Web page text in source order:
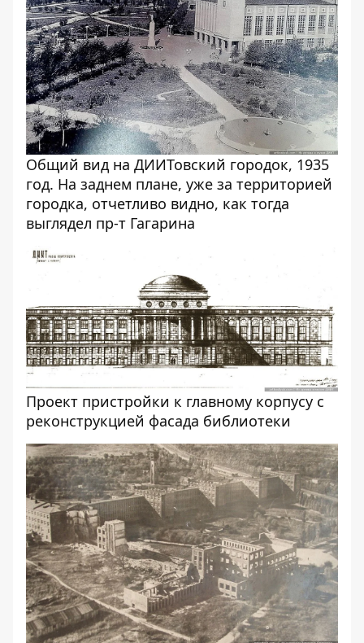
Общий вид на ДИИТовский городок, 1935
год. На заднем плане, уже за территорией
городка, отчетливо видно, как тогда
выглядел пр-т Гагарина
Проект пристройки к главному корпусу с
реконструкцией фасада библиотеки